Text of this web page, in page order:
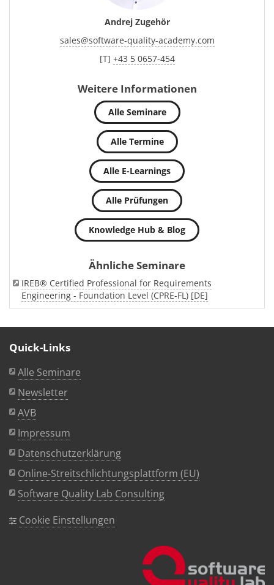
Andrej Zugehör
sales@software-quality-academy.com
[T] +43 5 0657-454
Weitere Informationen
Alle Seminare
Alle Termine
Alle E-Learnings
Alle Prüfungen
Knowledge Hub & Blog
Ähnliche Seminare
IREB® Certified Professional for Requirements
Engineering - Foundation Level (CPRE-FL) [DE]
Quick-Links
Alle Seminare
Newsletter
AVB
Impressum
Datenschutzerklärung
Online-Streitschlichtungsplattform (EU)
Software Quality Lab Consulting
Cookie Einstellungen